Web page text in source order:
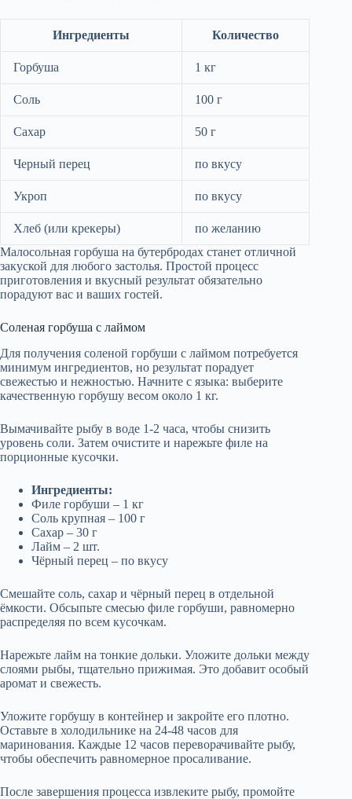
Ингредиенты Количество
Горбуша 1 кг
Соль 100 г
Сахар 50 г
Черный перец по вкусу
Укроп по вкусу
Хлеб (или крекеры)
по желанию
Малосольная горбуша на бутербродах станет отличной
закуской для любого застолья. Простой процесс
приготовления и вкусный результат обязательно
порадуют вас и ваших гостей.
Соленая горбуша с лаймом
Для получения соленой горбуши с лаймом потребуется
минимум ингредиентов, но результат порадует
свежестью и нежностью. Начните с языка: выберите
качественную горбушу весом около 1 кг.
Вымачивайте рыбу в воде 1-2 часа, чтобы снизить
уровень соли. Затем очистите и нарежьте филе на
порционные кусочки.
Ингредиенты:
Филе горбуши – 1 кг
Соль крупная – 100 г
Сахар – 30 г
Лайм – 2 шт.
Чёрный перец – по вкусу
Смешайте соль, сахар и чёрный перец в отдельной
ёмкости. Обсыпьте смесью филе горбуши, равномерно
распределяя по всем кусочкам.
Нарежьте лайм на тонкие дольки. Уложите дольки между
слоями рыбы, тщательно прижимая. Это добавит особый
аромат и свежесть.
Уложите горбушу в контейнер и закройте его плотно.
Оставьте в холодильнике на 24-48 часов для
маринования. Каждые 12 часов переворачивайте рыбу,
чтобы обеспечить равномерное просаливание.
После завершения процесса извлеките рыбу, промойте